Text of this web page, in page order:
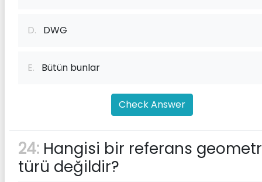
D. DWG
E. Bütün bunlar
Check Answer
24: Hangisi bir referans
türü değildir?